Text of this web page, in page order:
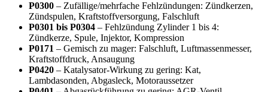
P0300 – Zufällige/mehrfache Fehlzündungen: Zündkerzen,
Zündspulen, Kraftstoffversorgung, Falschluft
P0301 bis P0304 – Fehlzündung Zylinder 1 bis 4:
Zündkerze, Spule, Injektor, Kompression
P0171 – Gemisch zu mager: Falschluft, Luftmassenmesser,
Kraftstoffdruck, Ansaugung
P0420 – Katalysator-Wirkung zu gering: Kat,
Lambdasonden, Abgasleck, Motoraussetzer